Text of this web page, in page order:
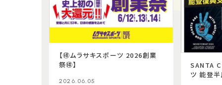
【🉐ムラサキスポーツ 2026創業
祭🉐】
2026.06.05
SANTA
ツ 能登